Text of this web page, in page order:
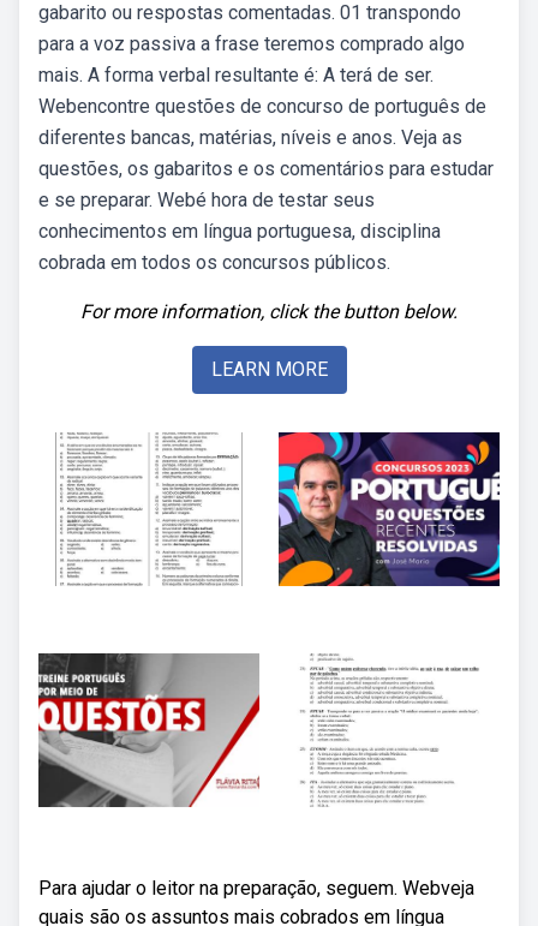
gabarito ou respostas comentadas. 01 transpondo
para a voz passiva a frase teremos comprado algo
mais. A forma verbal resultante é: A terá de ser.
Webencontre questões de concurso de português de
diferentes bancas, matérias, níveis e anos. Veja as
questões, os gabaritos e os comentários para estudar
e se preparar. Webé hora de testar seus
conhecimentos em língua portuguesa, disciplina
cobrada em todos os concursos públicos.
For more information, click the button below.
LEARN MORE
Para ajudar o leitor na preparação, seguem. Webveja
quais são os assuntos mais cobrados em língua